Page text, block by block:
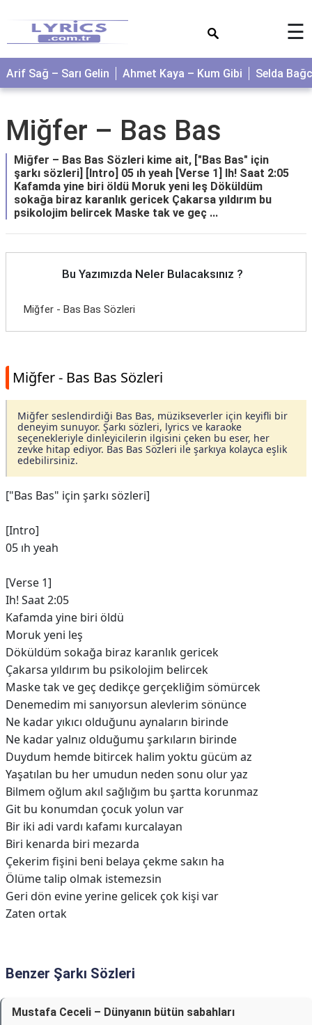
☰
Arif Sağ – Sarı Gelin Ahmet Kaya – Kum Gibi Selda
Miğfer – Bas Bas
Miğfer – Bas Bas Sözleri kime ait, ["Bas Bas" için
şarkı sözleri] [Intro] 05 ıh yeah [Verse 1] Ih! Saat 2:05
Kafamda yine biri öldü Moruk yeni leş Döküldüm
sokağa biraz karanlık gericek Çakarsa yıldırım bu
psikolojim belircek Maske tak ve geç ...
Bu Yazımızda Neler Bulacaksınız ?
Miğfer - Bas Bas Sözleri
Miğfer - Bas Bas Sözleri
Miğfer seslendirdiği Bas Bas, müzikseverler için keyifli bir
deneyim sunuyor. Şarkı sözleri, lyrics ve karaoke
seçenekleriyle dinleyicilerin ilgisini çeken bu eser, her
zevke hitap ediyor. Bas Bas Sözleri ile şarkıya kolayca eşlik
edebilirsiniz.
["Bas Bas" için şarkı sözleri]
[Intro]
05 ıh yeah
[Verse 1]
Ih! Saat 2:05
Kafamda yine biri öldü
Moruk yeni leş
Döküldüm sokağa biraz karanlık gericek
Çakarsa yıldırım bu psikolojim belircek
Maske tak ve geç dedikçe gerçekliğim sömürcek
Denemedim mi sanıyorsun alevlerim sönünce
Ne kadar yıkıcı olduğunu aynaların birinde
Ne kadar yalnız olduğumu şarkıların birinde
Duydum hemde bitircek halim yoktu gücüm az
Yaşatılan bu her umudun neden sonu olur yaz
Bilmem oğlum akıl sağlığım bu şartta korunmaz
Git bu konumdan çocuk yolun var
Bir iki adi vardı kafamı kurcalayan
Biri kenarda biri mezarda
Çekerim fişini beni belaya çekme sakın ha
Ölüme talip olmak istеmezsin
Geri dön evinе yerine gelicek çok kişi var
Zaten ortak
Benzer Şarkı Sözleri
Mustafa Ceceli – Dünyanın bütün sabahları